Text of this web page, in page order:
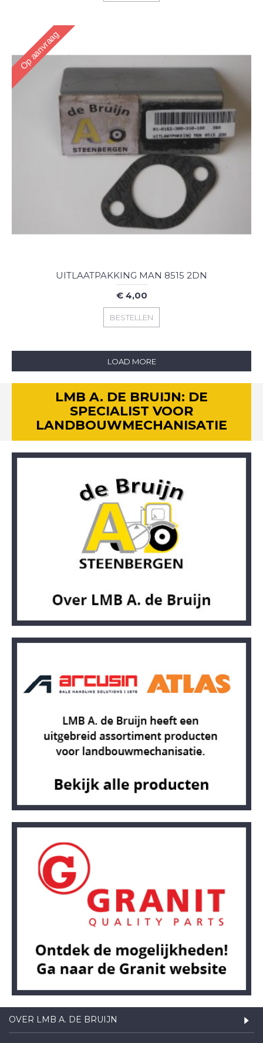
Op aanvraag
UITLAATPAKKING MAN 8515 2DN
€ 4,00
BESTELLEN
LOAD MORE
LMB A. DE BRUIJN: DE
SPECIALIST VOOR
LANDBOUWMECHANISATIE
OVER LMB A. DE BRUIJN